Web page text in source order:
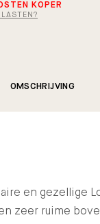
KOPER
OMSCHRIJVING
en gezellige
zeer ruime